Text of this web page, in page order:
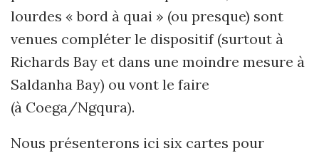
lourdes « bord à quai » (ou presque) sont
venues compléter le dispositif (surtout à
Richards Bay et dans une moindre mesure à
Saldanha Bay) ou vont le faire
(à Coega/Ngqura).
Nous présenterons ici six cartes pour